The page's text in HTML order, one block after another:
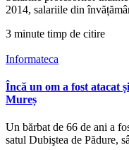
2014, salariile din
3 minute timp de citire
Informateca
Încă un om a fost atacat
Mureș
Un bărbat de 66 de ani a
satul Dubiştea de Pădure,